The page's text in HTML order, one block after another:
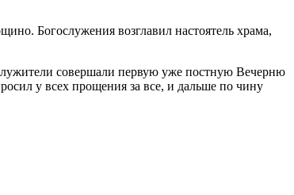
Богослужения возглавил настоятель храма,
совершали первую уже постную Вечерню
у всех прощения за все, и дальше по чину